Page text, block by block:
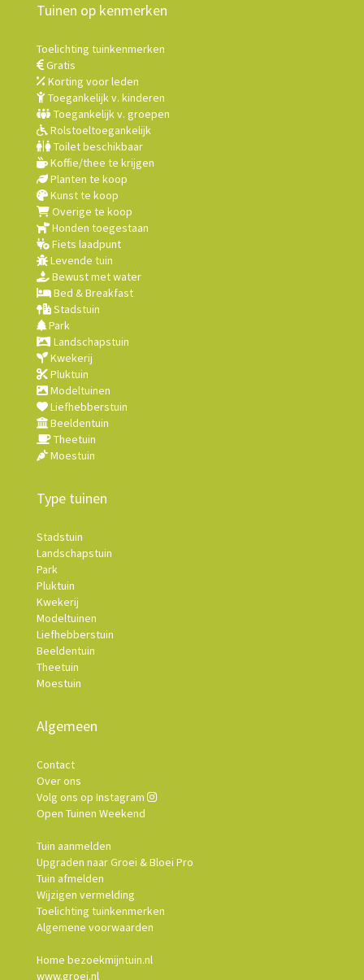
Tuinen op kenmerken
Toelichting tuinkenmerken
Gratis
Korting voor leden
Toegankelijk v. kinderen
Toegankelijk v. groepen
Rolstoeltoegankelijk
Toilet beschikbaar
Koffie/thee te krijgen
Planten te koop
Kunst te koop
Overige te koop
Honden toegestaan
Fiets laadpunt
Levende tuin
Bewust met water
Bed & Breakfast
Stadstuin
Park
Landschapstuin
Kwekerij
Pluktuin
Modeltuinen
Liefhebberstuin
Beeldentuin
Theetuin
Moestuin
Type tuinen
Stadstuin
Landschapstuin
Park
Pluktuin
Kwekerij
Modeltuinen
Liefhebberstuin
Beeldentuin
Theetuin
Moestuin
Algemeen
Contact
Over ons
Volg ons op Instagram
Open Tuinen Weekend
Tuin aanmelden
Upgraden naar Groei & Bloei Pro
Tuin afmelden
Wijzigen vermelding
Toelichting tuinkenmerken
Algemene voorwaarden
Home bezoekmijntuin.nl
www.groei.nl